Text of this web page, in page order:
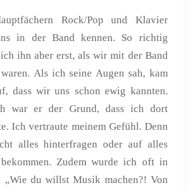
Rock/Pop und Klavier
in der Band kennen. So richtig
ich ihn aber erst, als wir mit der Band
Als ich seine Augen sah, kam
dass wir uns schon ewig kannten.
war er der Grund, dass ich dort
Ich vertraute meinem Gefühl. Denn
alles hinterfragen oder auf alles
Zudem wurde ich oft in
„Wie du willst Musik machen?! Von